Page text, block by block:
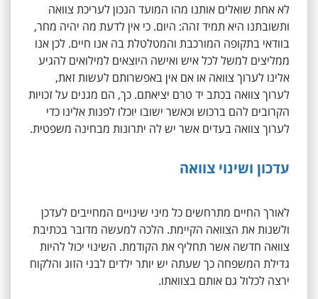
לא אחת שואלים אותנו מהו המועד הנכון לעריכת צוואה
ותשובתנו היא תמיד זהה: היום. כי אין לדעת מה יהיה מחר,
בוודאי בתקופה המורכבת והמטלטלת בה אנו חיים. לכן אנו
ממליצים למשל לכל איש ואישה היוצאים למילואים להגיע
אלינו לערוך צוואה או אם אין באפשרותם לעשות זאת,
לערוך צוואה בכתב יד טרם יציאתם. כך, הם מגנים על זכויות
הקרובים להם ברכוש וכאשר ישובו יוכלו לפנות אלינו כדי
לערוך צוואה בעדים אשר יש לה יתרונות מבחינה משפטית.
עדכון ושינוי צוואה
לאורך החיים מתרחשים כל מיני שינויים המחייבים לעדכן
ולשנות את הצוואה הקיימת. הלכה למעשה מדובר בכתיבת
צוואה חדשה אשר תחליף את הקודמת. השינוי יכול להיות
גדילת המשפחה כך שעתה יש יותר ילדים לבני הזוג והלקוח
ירצה לכלול גם אותם בצוואתו.